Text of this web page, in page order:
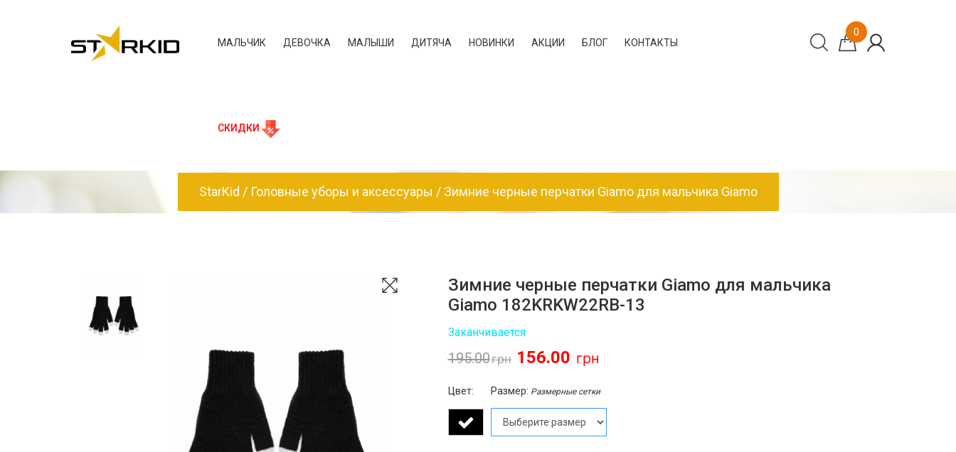
МАЛЬЧИК ДЕВОЧКА МАЛЫШИ ДИТЯЧА НОВИНКИ АКЦИИ БЛОГ КОНТАКТЫ
СКИДКИ
0
StarKid Головные уборы и аксессуары Зимние черные перчатки Giamo для мальчика Giamo
Зимние черные перчатки Giamo для мальчика
Giamo 182KRKW22RB-13
Заканчивается
195.00 156.00
Цвет: Размер: Размерные сетки